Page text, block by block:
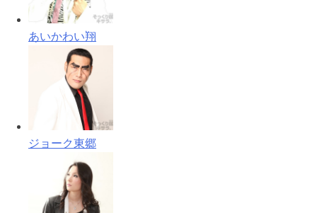
あいかわい翔
ジョーク東郷